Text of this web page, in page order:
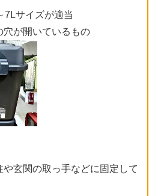
サイズが適当
が開いているもの
玄関の取っ手などに固定して